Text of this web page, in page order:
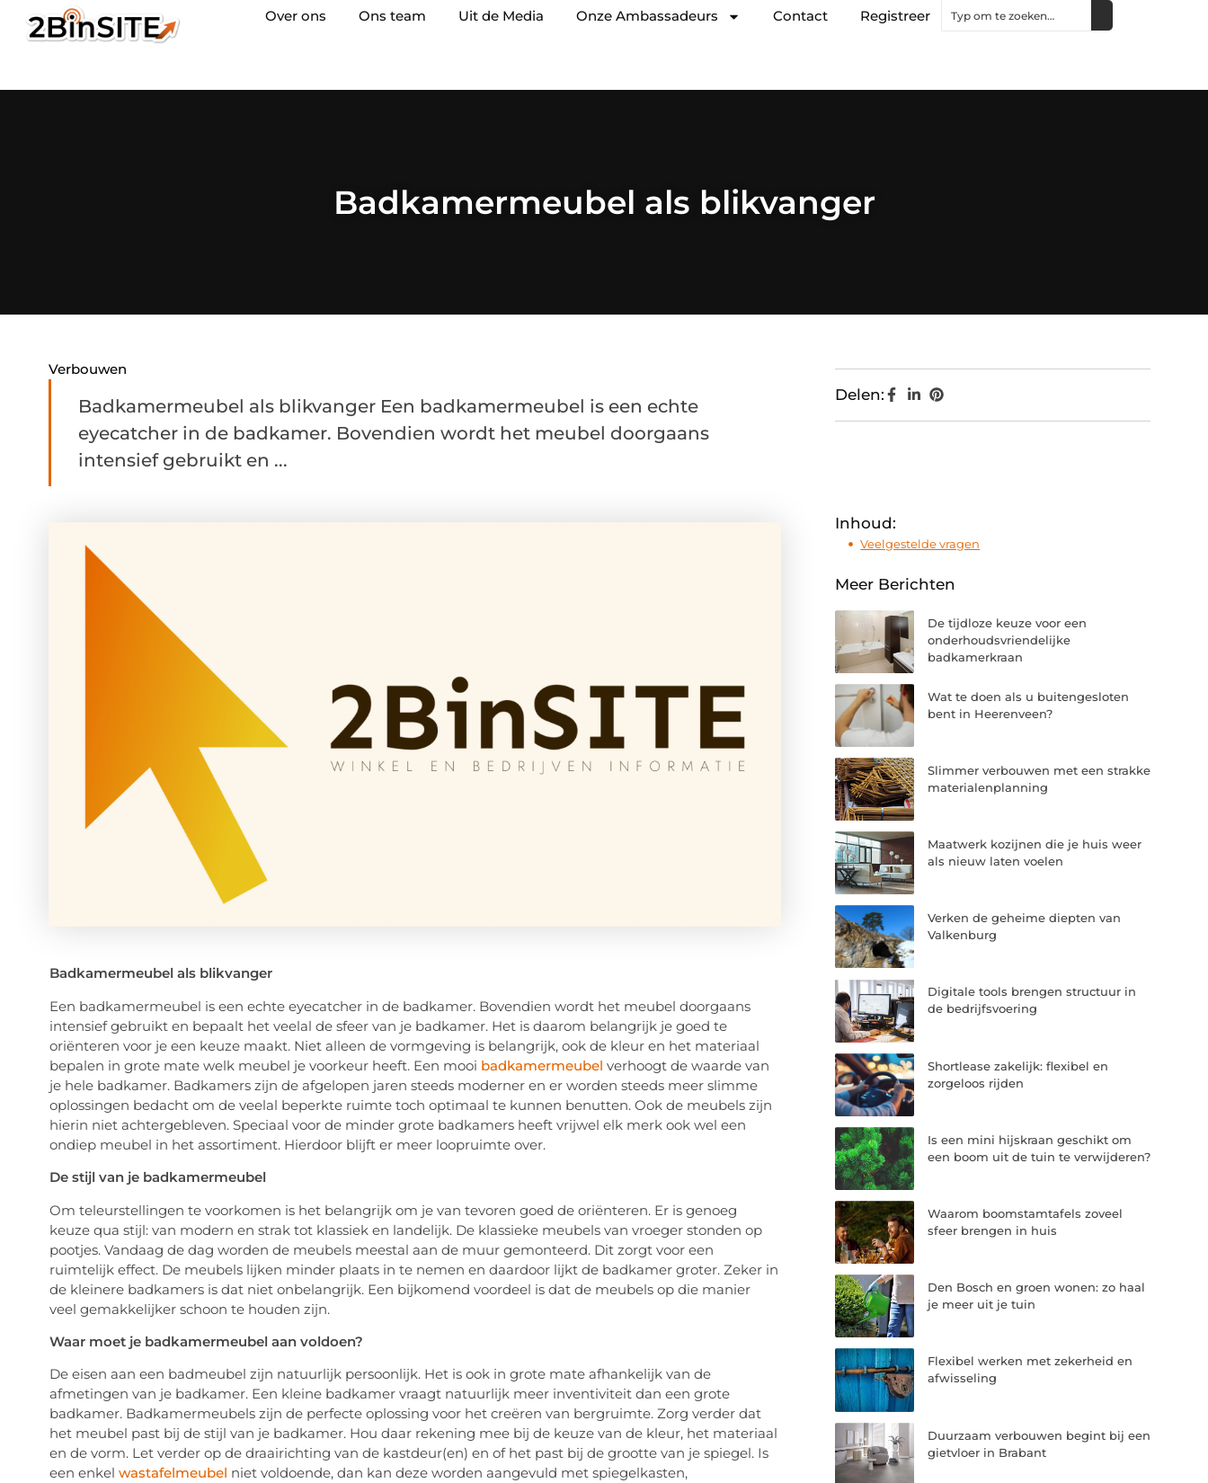
Over ons Ons team Uit de Media Onze Ambassadeurs Contact Registreer
Badkamermeubel als blikvanger
Verbouwen
Badkamermeubel als blikvanger Een badkamermeubel is een echte
eyecatcher in de badkamer. Bovendien wordt het meubel doorgaans
intensief gebruikt en ...
Badkamermeubel als blikvanger
Een badkamermeubel is een echte eyecatcher in de badkamer. Bovendien wordt het meubel doorgaans
intensief gebruikt en bepaalt het veelal de sfeer van je badkamer. Het is daarom belangrijk je goed te
oriënteren voor je een keuze maakt. Niet alleen de vormgeving is belangrijk, ook de kleur en het materiaal
bepalen in grote mate welk meubel je voorkeur heeft. Een mooi badkamermeubel verhoogt de waarde van
je hele badkamer. Badkamers zijn de afgelopen jaren steeds moderner en er worden steeds meer slimme
oplossingen bedacht om de veelal beperkte ruimte toch optimaal te kunnen benutten. Ook de meubels zijn
hierin niet achtergebleven. Speciaal voor de minder grote badkamers heeft vrijwel elk merk ook wel een
ondiep meubel in het assortiment. Hierdoor blijft er meer loopruimte over.
De stijl van je badkamermeubel
Om teleurstellingen te voorkomen is het belangrijk om je van tevoren goed de oriënteren. Er is genoeg
keuze qua stijl: van modern en strak tot klassiek en landelijk. De klassieke meubels van vroeger stonden op
pootjes. Vandaag de dag worden de meubels meestal aan de muur gemonteerd. Dit zorgt voor een
ruimtelijk effect. De meubels lijken minder plaats in te nemen en daardoor lijkt de badkamer groter. Zeker in
de kleinere badkamers is dat niet onbelangrijk. Een bijkomend voordeel is dat de meubels op die manier
veel gemakkelijker schoon te houden zijn.
Waar moet je badkamermeubel aan voldoen?
De eisen aan een badmeubel zijn natuurlijk persoonlijk. Het is ook in grote mate afhankelijk van de
afmetingen van je badkamer. Een kleine badkamer vraagt natuurlijk meer inventiviteit dan een grote
badkamer. Badkamermeubels zijn de perfecte oplossing voor het creëren van bergruimte. Zorg verder dat
het meubel past bij de stijl van je badkamer. Hou daar rekening mee bij de keuze van de kleur, het materiaal
en de vorm. Let verder op de draairichting van de kastdeur(en) en of het past bij de grootte van je spiegel. Is
een enkel wastafelmeubel niet voldoende, dan kan deze worden aangevuld met spiegelkasten,
Delen:
Inhoud:
Veelgestelde vragen
Meer Berichten
De tijdloze keuze voor een
onderhoudsvriendelijke
badkamerkraan
Wat te doen als u buitengesloten
bent in Heerenveen?
Slimmer verbouwen met een strakke
materialenplanning
Maatwerk kozijnen die je huis weer
als nieuw laten voelen
Verken de geheime diepten van
Valkenburg
Digitale tools brengen structuur in
de bedrijfsvoering
Shortlease zakelijk: flexibel en
zorgeloos rijden
Is een mini hijskraan geschikt om
een boom uit de tuin te verwijderen?
Waarom boomstamtafels zoveel
sfeer brengen in huis
Den Bosch en groen wonen: zo haal
je meer uit je tuin
Flexibel werken met zekerheid en
afwisseling
Duurzaam verbouwen begint bij een
gietvloer in Brabant